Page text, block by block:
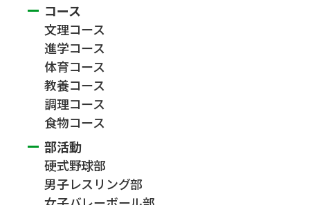
コース
文理コース
進学コース
体育コース
教養コース
調理コース
食物コース
部活動
硬式野球部
男子レスリング部